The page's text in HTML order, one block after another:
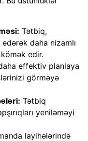
Tətbiq,
daha nizamlı
edir.
effektiv planlaya
görməyə
Tətbiq
yeniləməyi
layihələrində